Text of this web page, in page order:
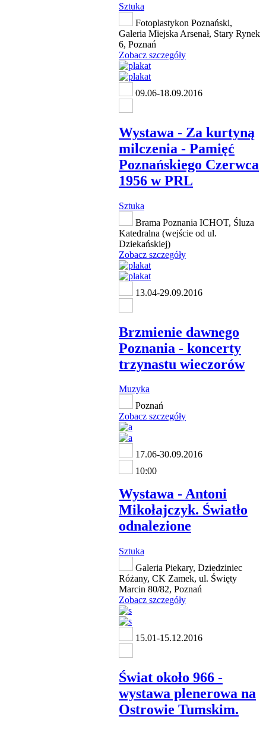
Sztuka
Fotoplastykon Poznański,
Galeria Miejska Arsenał, Stary Rynek
6, Poznań
Zobacz szczegóły
09.06-18.09.2016
Wystawa - Za kurtyną
milczenia - Pamięć
Poznańskiego Czerwca
1956 w PRL
Sztuka
Brama Poznania ICHOT, Śluza
Katedralna (wejście od ul.
Dziekańskiej)
Zobacz szczegóły
13.04-29.09.2016
Brzmienie dawnego
Poznania - koncerty
trzynastu wieczorów
Muzyka
Poznań
Zobacz szczegóły
17.06-30.09.2016
10:00
Wystawa - Antoni
Mikołajczyk. Światło
odnalezione
Sztuka
Galeria Piekary, Dziedziniec
Różany, CK Zamek, ul. Święty
Marcin 80/82, Poznań
Zobacz szczegóły
15.01-15.12.2016
Świat około 966 -
wystawa plenerowa na
Ostrowie Tumskim.